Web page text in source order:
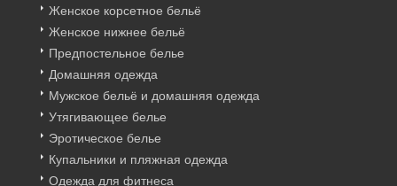
Женское корсетное бельё
Женское нижнее бельё
Предпостельное белье
Домашняя одежда
Мужское бельё и домашняя одежда
Утягивающее белье
Эротическое белье
Купальники и пляжная одежда
Одежда для фитнеса